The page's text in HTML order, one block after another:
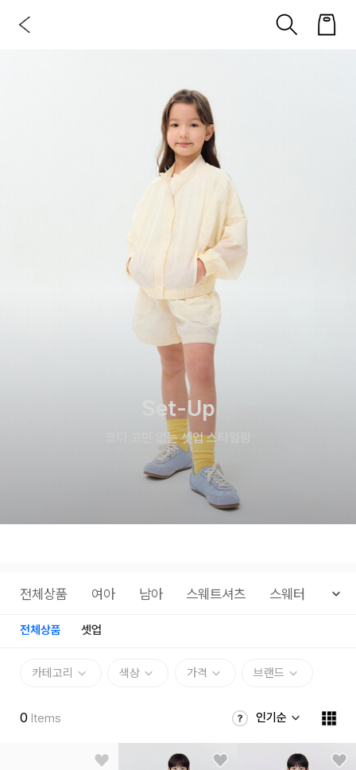
Set-Up
코디 고민 없는 셋업 스타일링
전체상품 여아 남아 스웨트셔츠 스웨터 아
전체상품 셋업
카테고리 색상 가격 브랜드
0 Items 인기순